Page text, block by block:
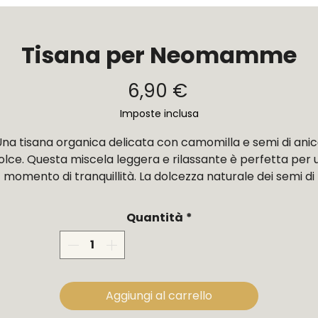
Tisana per Neomamme
6,90 €Prezzo
Imposte inclusa
tisana organica delicata con camomilla e semi di
Questa miscela leggera e rilassante è perfetta per
momento di tranquillità. La dolcezza naturale dei semi di
morbidezza floreale della camomilla, mentre il cumino
aggiunge una sottile nota calda. Naturalmente priva di
caffeina, è un regalo significativo per celebrare l’arrivo di un
neonato. Ogni scatola include uno spazio per scrivere un
messaggio a mano, rendendola un dono attento e speciale.
Quantità *
Aggiungi al carrello